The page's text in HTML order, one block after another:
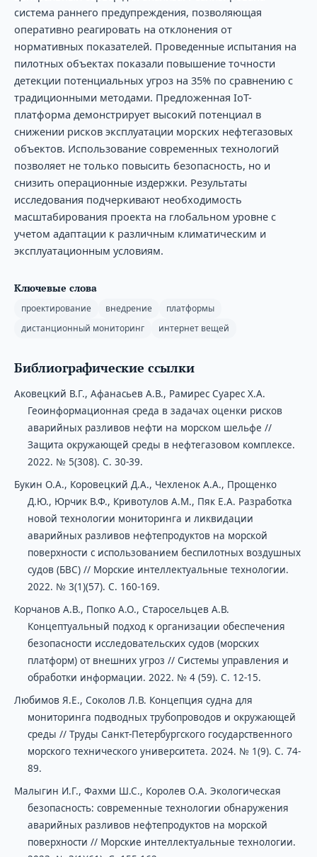
система раннего предупреждения, позволяющая
оперативно реагировать на отклонения от
нормативных показателей. Проведенные испытания на
пилотных объектах показали повышение точности
детекции потенциальных угроз на 35% по сравнению с
традиционными методами. Предложенная IoT-
платформа демонстрирует высокий потенциал в
снижении рисков эксплуатации морских нефтегазовых
объектов. Использование современных технологий
позволяет не только повысить безопасность, но и
снизить операционные издержки. Результаты
исследования подчеркивают необходимость
масштабирования проекта на глобальном уровне с
учетом адаптации к различным климатическим и
эксплуатационным условиям.
Ключевые слова
проектирование внедрение
платформы
дистанционный мониторинг
интернет вещей
Библиографические ссылки
Аковецкий В.Г., Афанасьев А.В., Рамирес Суарес Х.А.
Геоинформационная среда в задачах оценки рисков
аварийных разливов нефти на морском шельфе //
Защита окружающей среды в нефтегазовом комплексе.
2022. № 5(308). С. 30-39.
Букин О.А., Коровецкий Д.А., Чехленок А.А., Прощенко
Д.Ю., Юрчик В.Ф., Кривотулов А.М., Пяк Е.А. Разработка
новой технологии мониторинга и ликвидации
аварийных разливов нефтепродуктов на морской
поверхности с использованием беспилотных воздушных
судов (БВС) // Морские интеллектуальные технологии.
2022. № 3(1)(57). С. 160-169.
Корчанов А.В., Попко А.О., Старосельцев А.В.
Концептуальный подход к организации обеспечения
безопасности исследовательских судов (морских
платформ) от внешних угроз // Системы управления и
обработки информации. 2022. № 4 (59). С. 12-15.
Любимов Я.Е., Соколов Л.В. Концепция судна для
мониторинга подводных трубопроводов и окружающей
среды // Труды Санкт-Петербургского государственного
морского технического университета. 2024. № 1(9). С. 74-
89.
Малыгин И.Г., Фахми Ш.С., Королев О.А. Экологическая
безопасность: современные технологии обнаружения
аварийных разливов нефтепродуктов на морской
поверхности // Морские интеллектуальные технологии.